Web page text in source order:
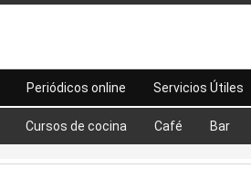
Cursos de cocina Café Bar
Periódicos online Servicios Útiles